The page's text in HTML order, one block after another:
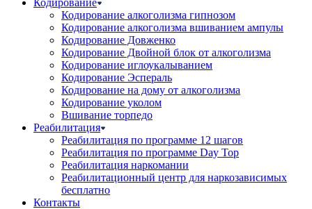
Кодирование
Кодирование алкоголизма гипнозом
Кодирование алкоголизма вшиванием ампулы
Кодирование Довженко
Кодирование Двойной блок от алкоголизма
Кодирование иглоукалыванием
Кодирование Эспераль
Кодирование на дому от алкоголизма
Кодирование уколом
Вшивание торпедо
Реабилитация
Реабилитация по программе 12 шагов
Реабилитация по программе Day Top
Реабилитация наркомании
Реабилитационный центр для наркозависимых
бесплатно
Контакты